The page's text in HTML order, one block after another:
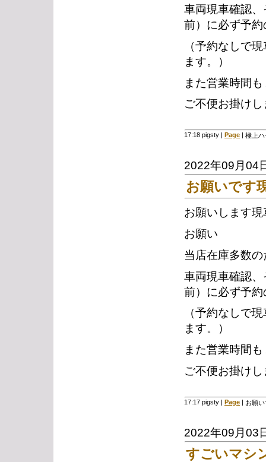
車両現車確認
前）に必ず予
（予約なしで
ます。）
また営業時間
ご不便お掛け
17:18 pigsty Page 極上
2022年09月04
お願いです
お願いします
お願い
当店在庫多数
車両現車確認
前）に必ず予
（予約なしで
ます。）
また営業時間
ご不便お掛け
17:17 pigsty | Page | お願
2022年09月03
すごいマシ